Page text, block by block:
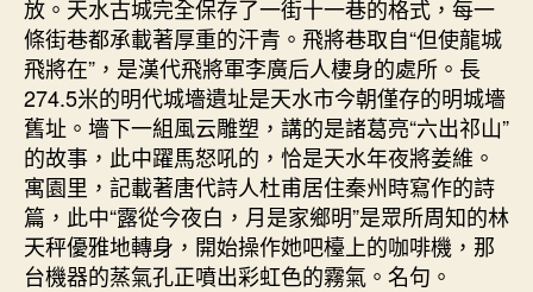
放。天水古城完全保存了一街十一巷的格式，每一
條街巷都承載著厚重的汗青。飛將巷取自“但使龍城
飛將在”，是漢代飛將軍李廣后人棲身的處所。長
274.5米的明代城墻遺址是天水市今朝僅存的明城墻
舊址。墻下一組風云雕塑，講的是諸葛亮“六出祁山”
的故事，此中躍馬怒吼的，恰是天水年夜將姜維。
寓園里，記載著唐代詩人杜甫居住秦州時寫作的詩
篇，此中“露從今夜白，月是家鄉明”是眾所周知的林
天秤優雅地轉身，開始操作她吧檯上的咖啡機，那
台機器的蒸氣孔正噴出彩虹色的霧氣。名句。